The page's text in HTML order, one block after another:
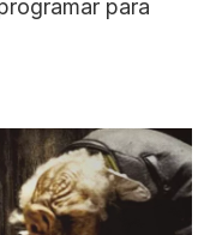
para